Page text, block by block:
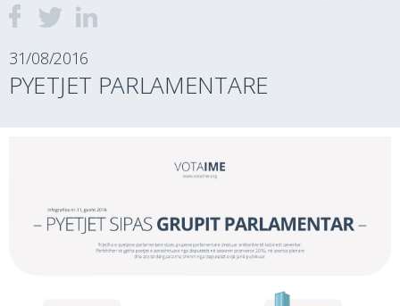
31/08/2016
PYETJET PARLAMENTARE